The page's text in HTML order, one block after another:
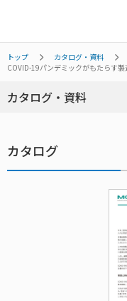
トップ カタログ・資料
COVID-19パンデミックがもたらす
カタログ・資料
カタログ